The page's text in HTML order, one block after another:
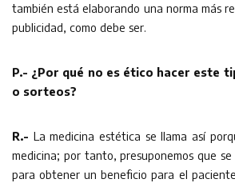
también está elaborando una norma más
publicidad, como debe ser.
P.- ¿Por qué no es ético hacer este
o sorteos?
R.- La medicina estética se llama así
medicina; por tanto, presuponemos que
para obtener un beneficio para el